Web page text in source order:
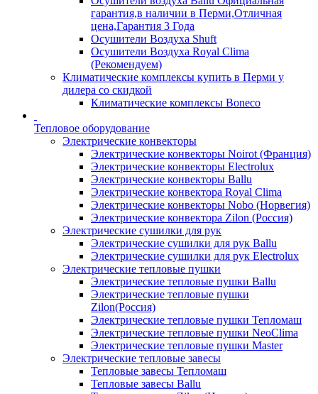
гарантия,в наличии в Перми,Отличная
цена,Гарантия 3 Года
Осушители Воздуха Shuft
Осушители Воздуха Royal Clima
(Рекомендуем)
Климатические комплексы купить в Перми у
дилера со скидкой
Климатические комплексы Boneсo
Тепловое оборудование
Электрические конвекторы
Электрические конвекторы Noirot (Франция)
Электрические конвекторы Electrolux
Электрические конвекторы Ballu
Электрические конвектора Royal Clima
Электрические конвекторы Nobo (Норвегия)
Электрические конвектора Zilon (Россия)
Электрические сушилки для рук
Электрические сушилки для рук Ballu
Электрические сушилки для рук Electrolux
Электрические тепловые пушки
Электрические тепловые пушки Ballu
Электрические тепловые пушки
Zilon(Россия)
Электрические тепловые пушки Тепломаш
Электрические тепловые пушки NeoClima
Электрические тепловые пушки Master
Электрические тепловые завесы
Тепловые завесы Тепломаш
Тепловые завесы Ballu